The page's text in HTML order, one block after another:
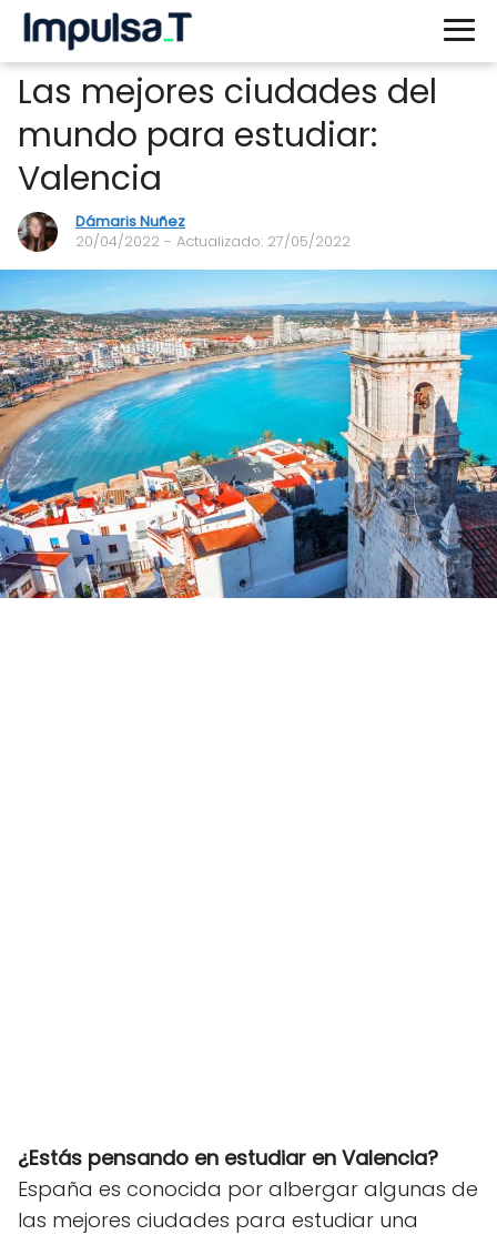
Las mejores ciudades del
mundo para estudiar:
Valencia
Dámaris Nuñez
20/04/2022 - Actualizado: 27/05/2022
¿Estás pensando en estudiar en Valencia?
España es conocida por albergar algunas de
las mejores ciudades para estudiar una